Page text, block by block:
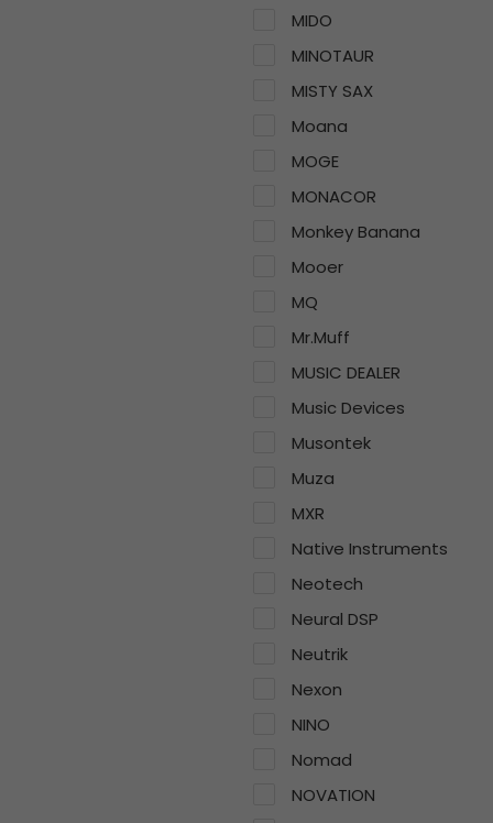
MIDO
MINOTAUR
MISTY SAX
Moana
MOGE
MONACOR
Monkey Banana
Mooer
MQ
Mr.Muff
MUSIC DEALER
Music Devices
Musontek
Muza
MXR
Native Instruments
Neotech
Neural DSP
Neutrik
Nexon
NINO
Nomad
NOVATION